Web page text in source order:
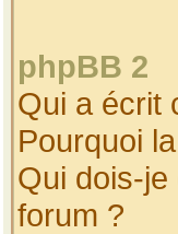
phpBB 2
Qui a écrit
Pourquoi
Qui dois-
forum ?